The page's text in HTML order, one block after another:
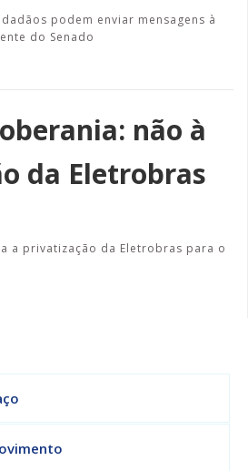
podem enviar mensagens à
do Senado
não à
da Eletrobras
a privatização da Eletrobras para o